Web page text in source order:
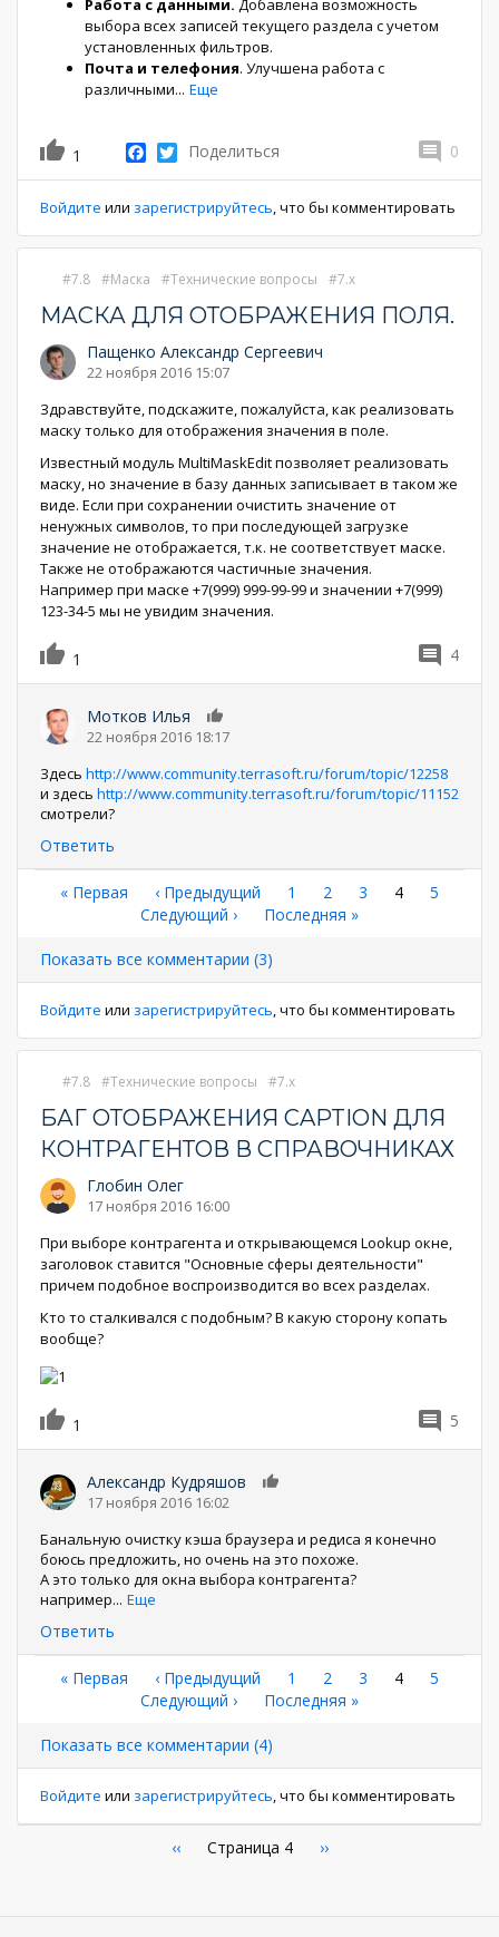
Работа с данными. Добавлена возможность
выбора всех записей текущего раздела с учетом
установленных фильтров.
Почта и телефония. Улучшена работа с
различными... Еще
1 Facebook
Twitter
Поделиться 0
Войдите или зарегистрируйтесь, что бы комментировать
7.8 Маска Технические вопросы 7.x
МАСКА ДЛЯ ОТОБРАЖЕНИЯ ПОЛЯ.
Пащенко Александр Сергеевич
22 ноября 2016 15:07
Здравствуйте, подскажите, пожалуйста, как реализовать
маску только для отображения значения в поле.
Известный модуль MultiMaskEdit позволяет реализовать
маску, но значение в базу данных записывает в таком же
виде. Если при сохранении очистить значение от
ненужных символов, то при последующей загрузке
значение не отображается, т.к. не соответствует маске.
Также не отображаются частичные значения.
Например при маске +7(999) 999-99-99 и значении +7(999)
123-34-5 мы не увидим значения.
1 4
Мотков Илья
22 ноября 2016 18:17
Здесь http://www.community.terrasoft.ru/forum/topic/12258
и здесь http://www.community.terrasoft.ru/forum/topic/11152
смотрели?
Ответить
Нумерация
страниц
Первая
« Первая ←
‹ Предыдущий Страница
1 Страница
2 Страница
3
Текущая
4
5
Следующая
Следующий ›
Последняя
Последняя »
Показать все комментарии (3)
Войдите или зарегистрируйтесь, что бы комментировать
7.8 Технические вопросы 7.x
БАГ ОТОБРАЖЕНИЯ CAPTION ДЛЯ
КОНТРАГЕНТОВ В СПРАВОЧНИКАХ
Глобин Олег
17 ноября 2016 16:00
При выборе контрагента и открывающемся Lookup окне,
заголовок ставится "Основные сферы деятельности"
причем подобное воспроизводится во всех разделах.
Кто то сталкивался с подобным? В какую сторону копать
вообще?
1 5
Александр Кудряшов
17 ноября 2016 16:02
Банальную очистку кэша браузера и редиса я конечно
боюсь предложить, но очень на это похоже.
А это только для окна выбора контрагента?
например... Еще
Ответить
Нумерация
страниц
Первая
« Первая ←
‹ Предыдущий Страница
1 Страница
2 Страница
3
Текущая
4
5
Следующая
Следующий ›
Последняя
Последняя »
Показать все комментарии (4)
Войдите или зарегистрируйтесь, что бы комментировать
Нумерация
←
‹‹ Страница 4
Следующая
››